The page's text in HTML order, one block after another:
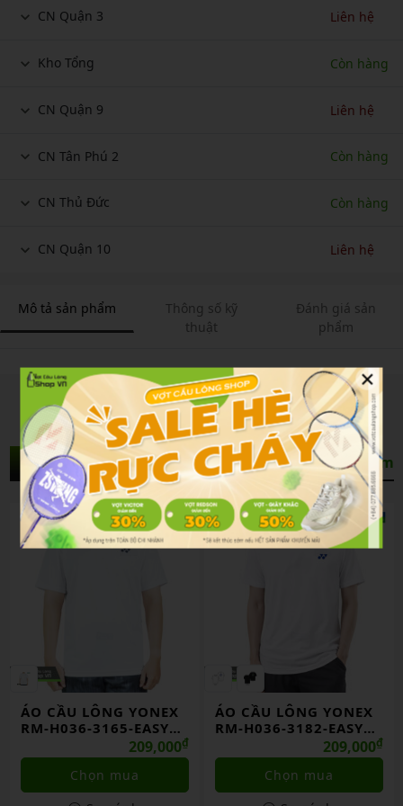
CN Quận 3 Liên hệ
Kho Tổng Còn hàng
CN Quận 9 Liên hệ
CN Tân Phú 2 Còn hàng
CN Thủ Đức Còn hàng
CN Quận 10 Liên hệ
Mô tả sản phẩm
Thông số kỹ
thuật
Đánh giá sản
phẩm
Sản Phẩm Liên Quan Xem thêm
ÁO CẦU LÔNG YONEX
RM-H036-3165-EASY6-
209,000₫
Chọn mua
ÁO CẦU LÔNG YONEX
RM-H036-3182-EASY6-
209,000₫
Chọn mua
×